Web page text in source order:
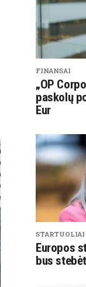
FINANSAI
„OP
paskolų
Eur
STARTUOLIAI
Europos
bus